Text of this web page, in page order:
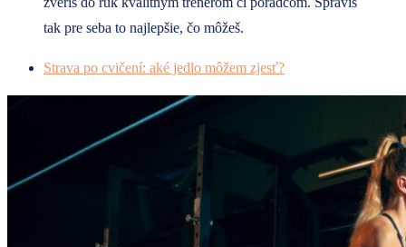
tak pre seba to najlepšie, čo môžeš.
Strava po cvičení: aké jedlo môžem zjesť?